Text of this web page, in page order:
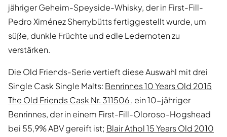
jähriger Geheim-Speyside-Whisky, der in First-Fill-
Pedro Ximénez Sherrybütts fertiggestellt wurde, um
süße, dunkle Früchte und edle Ledernoten zu
verstärken.
Die Old Friends-Serie vertieft diese Auswahl mit drei
Single Cask Single Malts: Benrinnes 10 Years Old 2015
The Old Friends Cask Nr. 311506, ein 10-jähriger
Benrinnes, der in einem First-Fill-Oloroso-Hogshead
bei 55,9% ABV gereift ist; Blair Athol 15 Years Old 2010